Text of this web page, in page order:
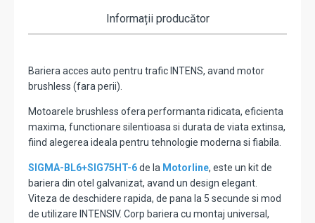
Informații producător
Bariera acces auto pentru trafic INTENS, avand motor
brushless (fara perii).
Motoarele brushless ofera performanta ridicata, eficienta
maxima, functionare silentioasa si durata de viata extinsa,
fiind alegerea ideala pentru tehnologie moderna si fiabila.
SIGMA-BL6+SIG75HT-6de la Motorline, este un kit de
bariera din otel galvanizat, avand un design elegant.
Viteza de deschidere rapida, de pana la 5 secunde si mod
de utilizare INTENSIV. Corp bariera cu montaj universal,